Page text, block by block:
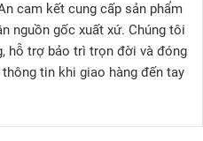
cam kết cung cấp sản phẩm
nguồn gốc xuất xứ. Chúng tôi
hỗ trợ bảo trì trọn đời và đóng
tin khi giao hàng đến tay